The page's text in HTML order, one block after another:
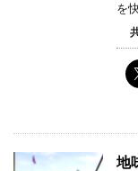
を
地